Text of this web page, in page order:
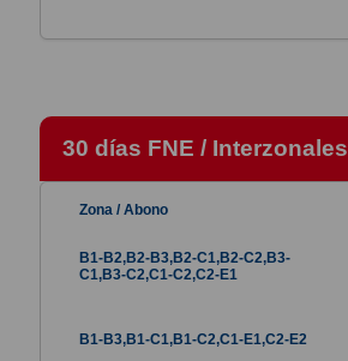
30 días FNE / Interzonales